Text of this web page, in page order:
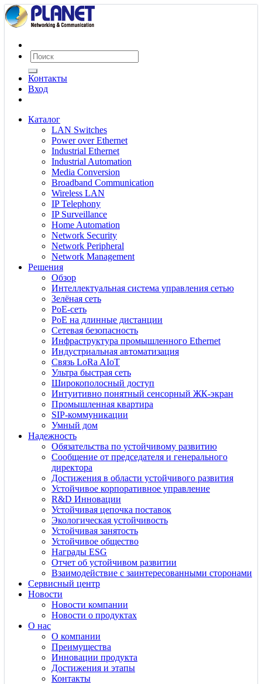
Контакты
Вход
Каталог
LAN Switches
Power over Ethernet
Industrial Ethernet
Industrial Automation
Media Conversion
Broadband Communication
Wireless LAN
IP Telephony
IP Surveillance
Home Automation
Network Security
Network Peripheral
Network Management
Решения
Обзор
Интеллектуальная система управления сетью
Зелёная сеть
PoE-сеть
PoE на длинные дистанции
Сетевая безопасность
Инфраструктура промышленного Ethernet
Индустриальная автоматизация
Связь LoRa AIoT
Ультра быстрая сеть
Широкополосный доступ
Интуитивно понятный сенсорный ЖК-экран
Промышленная квартира
SIP-коммуникации
Умный дом
Надежность
Обязательства по устойчивому развитию
Сообщение от председателя и генерального
директора
Достижения в области устойчивого развития
Устойчивое корпоративное управление
R&D Инновации
Устойчивая цепочка поставок
Экологическая устойчивость
Устойчивая занятость
Устойчивое общество
Награды ESG
Отчет об устойчивом развитии
Взаимодействие с заинтересованными сторонами
Сервисный центр
Новости
Новости компании
Новости о продуктах
О нас
О компании
Преимущества
Инновации продукта
Достижения и этапы
Контакты